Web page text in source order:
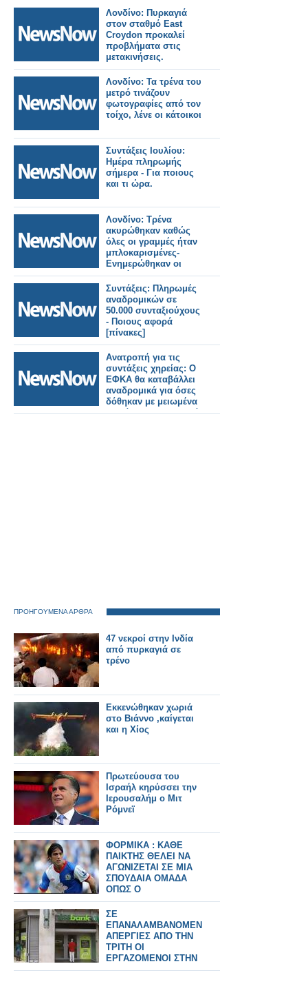
Λονδίνο: Πυρκαγιά
στον σταθμό East
Croydon προκαλεί
προβλήματα στις
μετακινήσεις.
Λονδίνο: Τα τρένα του
μετρό τινάζουν
φωτογραφίες από τον
τοίχο, λένε οι κάτοικοι
Συντάξεις Ιουλίου:
Ημέρα πληρωμής
σήμερα - Για ποιους
και τι ώρα.
Λονδίνο: Τρένα
ακυρώθηκαν καθώς
όλες οι γραμμές ήταν
μπλοκαρισμένες-
Ενημερώθηκαν οι
επιβάτες.
Συντάξεις: Πληρωμές
αναδρομικών σε
50.000 συνταξιούχους
- Ποιους αφορά
[πίνακες]
Ανατροπή για τις
συντάξεις χηρείας: Ο
ΕΦΚΑ θα καταβάλλει
αναδρομικά για όσες
δόθηκαν με μειωμένα
ποσά - Ποιους αφορά
ΠΡΟΗΓΟΥΜΕΝΑ ΑΡΘΡΑ
47 νεκροί στην Ινδία
από πυρκαγιά σε
τρένο
Εκκενώθηκαν χωριά
στο Βιάννο ,καίγεται
και η Χίος
Πρωτεύουσα του
Ισραήλ κηρύσσει την
Ιερουσαλήμ ο Μιτ
Ρόμνεϊ
ΦΟΡΜΙΚΑ : ΚΑΘΕ
ΠΑΙΚΤΗΣ ΘΕΛΕΙ ΝΑ
ΑΓΩΝΙΖΕΤΑΙ ΣΕ ΜΙΑ
ΣΠΟΥΔΑΙΑ ΟΜΑΔΑ
ΟΠΩΣ Ο
ΟΛΥΜΠΙΑΚΟΣ
ΣΕ
ΕΠΑΝΑΛΑΜΒΑΝΟΜΕΝΕΣ
ΑΠΕΡΓΙΕΣ ΑΠΟ ΤΗΝ
ΤΡΙΤΗ ΟΙ
ΕΡΓΑΖΟΜΕΝΟΙ ΣΤΗΝ
Α.Τ.Ε.